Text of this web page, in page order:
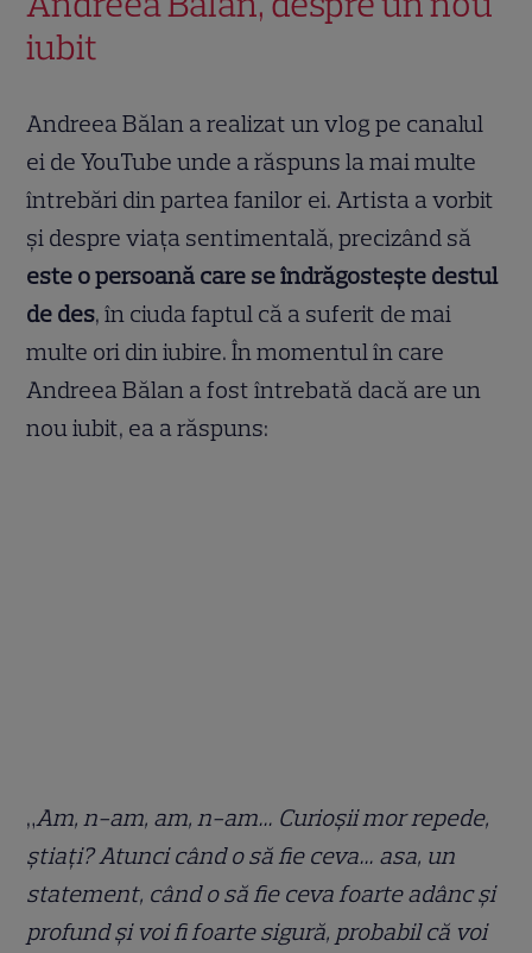
iubit
Andreea Bălan a realizat un vlog pe canalul
ei de YouTube unde a răspuns la mai multe
întrebări din partea fanilor ei. Artista a vorbit
și despre viața sentimentală, precizând să
este o persoană care se îndrăgostește destul
de des, în ciuda faptul că a suferit de mai
multe ori din iubire. În momentul în care
Andreea Bălan a fost întrebată dacă are un
nou iubit, ea a răspuns:
„Am, n-am, am, n-am… Curioșii mor repede,
știați? Atunci când o să fie ceva… asa, un
statement, când o să fie ceva foarte adânc și
profund și voi fi foarte sigură, probabil că voi